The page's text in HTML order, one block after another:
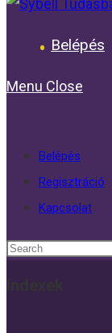
Belépés
Menu Close
Belépés
Regisztráció
Kapcsolat